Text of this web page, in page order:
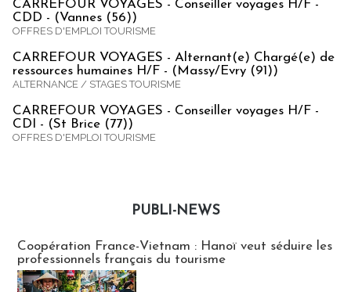
CARREFOUR VOYAGES - Conseiller voyages H/F -
CDD - (Vannes (56))
OFFRES D'EMPLOI TOURISME
CARREFOUR VOYAGES - Alternant(e) Chargé(e) de
ressources humaines H/F - (Massy/Evry (91))
ALTERNANCE / STAGES TOURISME
CARREFOUR VOYAGES - Conseiller voyages H/F -
CDI - (St Brice (77))
OFFRES D'EMPLOI TOURISME
PUBLI-NEWS
Coopération France-Vietnam : Hanoï veut séduire les
professionnels français du tourisme